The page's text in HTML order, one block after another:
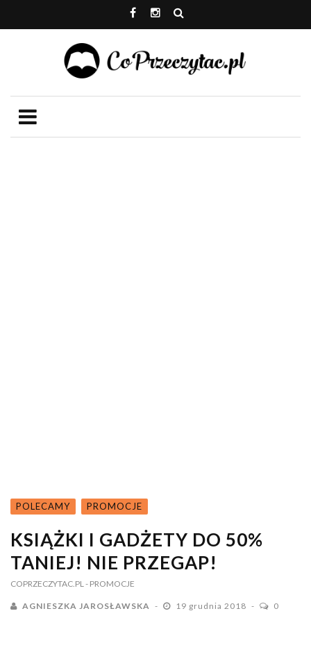
POLECAMY PROMOCJE
KSIĄŻKI I GADŻETY DO 50%
TANIEJ! NIE PRZEGAP!
COPRZECZYTAC.PL - PROMOCJE
AGNIESZKA JAROSŁAWSKA 19 grudnia 2018 0